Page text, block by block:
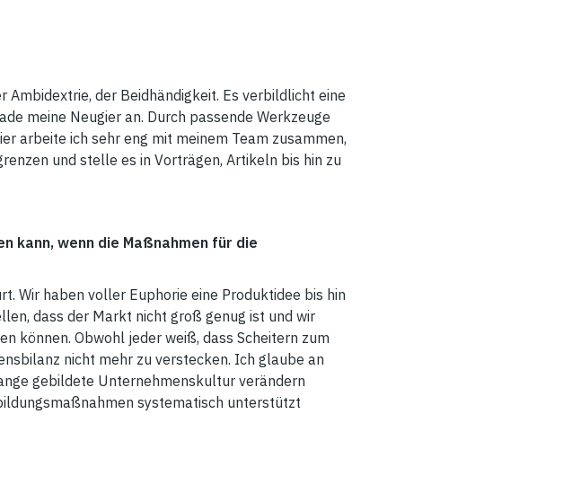
der Beidhändigkeit. Es verbildlicht eine
meine Neugier an. Durch passende Werkzeuge
arbeite ich sehr eng mit meinem Team zusammen,
und stelle es in Vorträgen, Artikeln bis hin zu
kann, wenn die Maßnahmen für die
Wir haben voller Euphorie eine Produktidee bis hin
dass der Markt nicht groß genug ist und wir
können. Obwohl jeder weiß, dass Scheitern zum
nicht mehr zu verstecken. Ich glaube an
gebildete Unternehmenskultur verändern
systematisch unterstützt